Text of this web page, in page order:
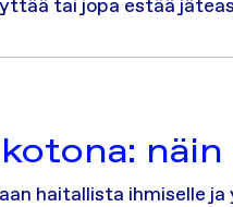
tai jopa estää
haitallista ihmiselle